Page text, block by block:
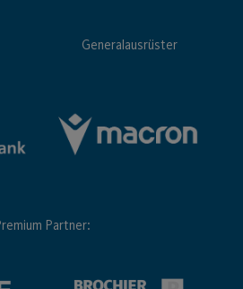
Generalausrüster
Partner: